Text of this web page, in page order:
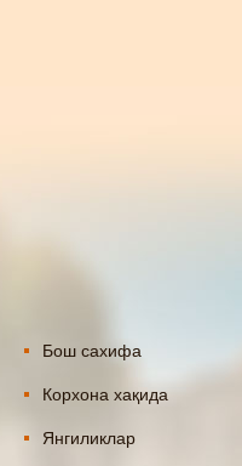
Бош сахифа
Корхона хақида
Янгиликлар